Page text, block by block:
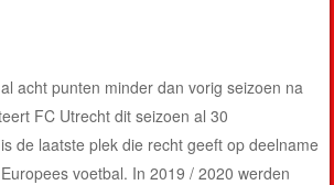
acht punten minder dan vorig seizoen na
FC Utrecht dit seizoen al 30
de laatste plek die recht geeft op deelname
voetbal. In 2019 / 2020 werden